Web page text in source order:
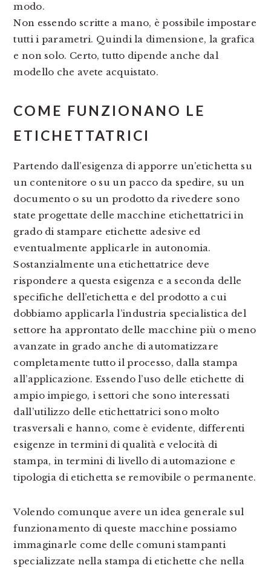
modo.
Non essendo scritte a mano, è possibile impostare
tutti i parametri. Quindi la dimensione, la grafica
e non solo. Certo, tutto dipende anche dal
modello che avete acquistato.
COME FUNZIONANO LE
ETICHETTATRICI
Partendo dall’esigenza di apporre un’etichetta su
un contenitore o su un pacco da spedire, su un
documento o su un prodotto da rivedere sono
state progettate delle macchine etichettatrici in
grado di stampare etichette adesive ed
eventualmente applicarle in autonomia.
Sostanzialmente una etichettatrice deve
rispondere a questa esigenza e a seconda delle
specifiche dell’etichetta e del prodotto a cui
dobbiamo applicarla l’industria specialistica del
settore ha approntato delle macchine più o meno
avanzate in grado anche di automatizzare
completamente tutto il processo, dalla stampa
all’applicazione. Essendo l’uso delle etichette di
ampio impiego, i settori che sono interessati
dall’utilizzo delle etichettatrici sono molto
trasversali e hanno, come è evidente, differenti
esigenze in termini di qualità e velocità di
stampa, in termini di livello di automazione e
tipologia di etichetta se removibile o permanente.
Volendo comunque avere un idea generale sul
funzionamento di queste macchine possiamo
immaginarle come delle comuni stampanti
specializzate nella stampa di etichette che nella